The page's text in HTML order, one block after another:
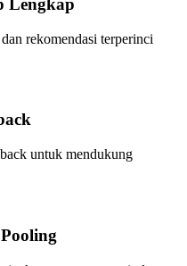
Lengkap
rekomendasi terperinci
untuk mendukung